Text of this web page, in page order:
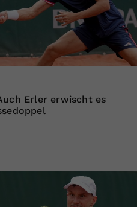
Erler erwischt es